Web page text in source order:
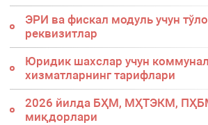
ЭРИ ва фискал модуль учун
реквизитлар
Юридик шахслар учун коммунал
хизматларнинг тарифлари
2026 йилда БҲМ, МҲТЭКМ,
миқдорлари